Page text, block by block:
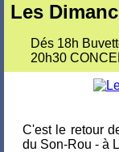
Les
Dés 18h
20h30
C'est le retour
du Son-Rou - à